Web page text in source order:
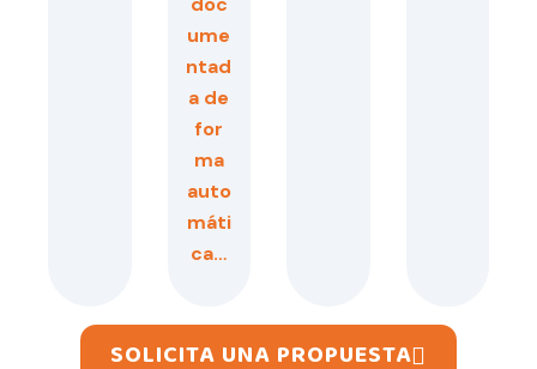
ume
ntad
a de
for
ma
auto
máti
ca…
SOLICITA UNA PROPUESTA